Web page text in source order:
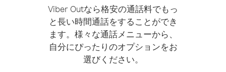
Viber Outなら格安の通話料でもっ
と長い時間通話をすることができ
ます。様々な通話メニューから、
自分にぴったりのオプションをお
選びください。